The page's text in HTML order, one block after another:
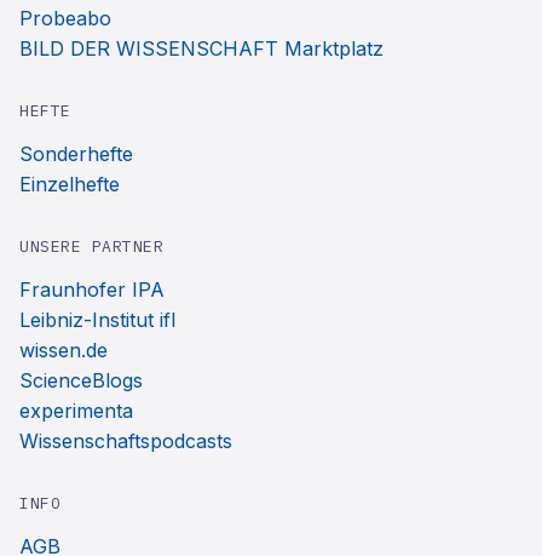
Probeabo
BILD DER WISSENSCHAFT Marktplatz
HEFTE
Sonderhefte
Einzelhefte
UNSERE PARTNER
Fraunhofer IPA
Leibniz-Institut ifl
wissen.de
ScienceBlogs
experimenta
Wissenschaftspodcasts
INFO
AGB